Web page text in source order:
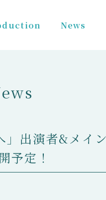
News
出演者&メイ
予定！